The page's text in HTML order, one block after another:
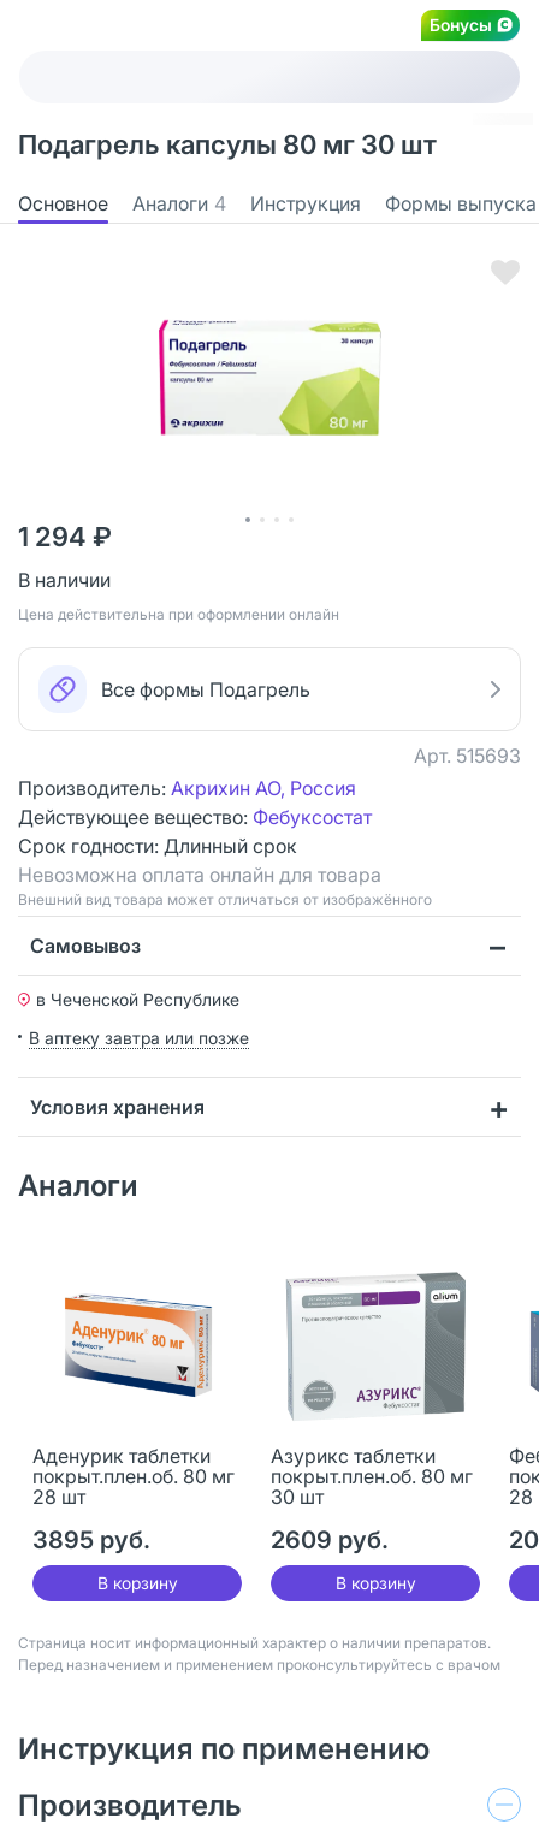
Бонусы
Подагрель капсулы 80 мг 30 шт
Основное Аналоги 4 Инструкция Формы выпуска
1 294 ₽
В наличии
Цена действительна при оформлении онлайн
Все формы Подагрель
Арт. 515693
Производитель: Акрихин АО, Россия
Действующее вещество: Фебуксостат
Срок годности: Длинный срок
Невозможна оплата онлайн для товара
Bнешний вид товара может отличаться от изображённого
Самовывоз
в Чеченской Республике
В аптеку завтра или позже
Условия хранения
Аналоги
Аденурик таблетки
покрыт.плен.об. 80 мг
28 шт
3895 руб.
В корзину
Азурикс таблетки
покрыт.плен.об. 80 мг
30 шт
2609 руб.
В корзину
28
Страница носит информационный характер о наличии препаратов.
Перед назначением и применением проконсультируйтесь с врачом
Инструкция по применению
Производитель